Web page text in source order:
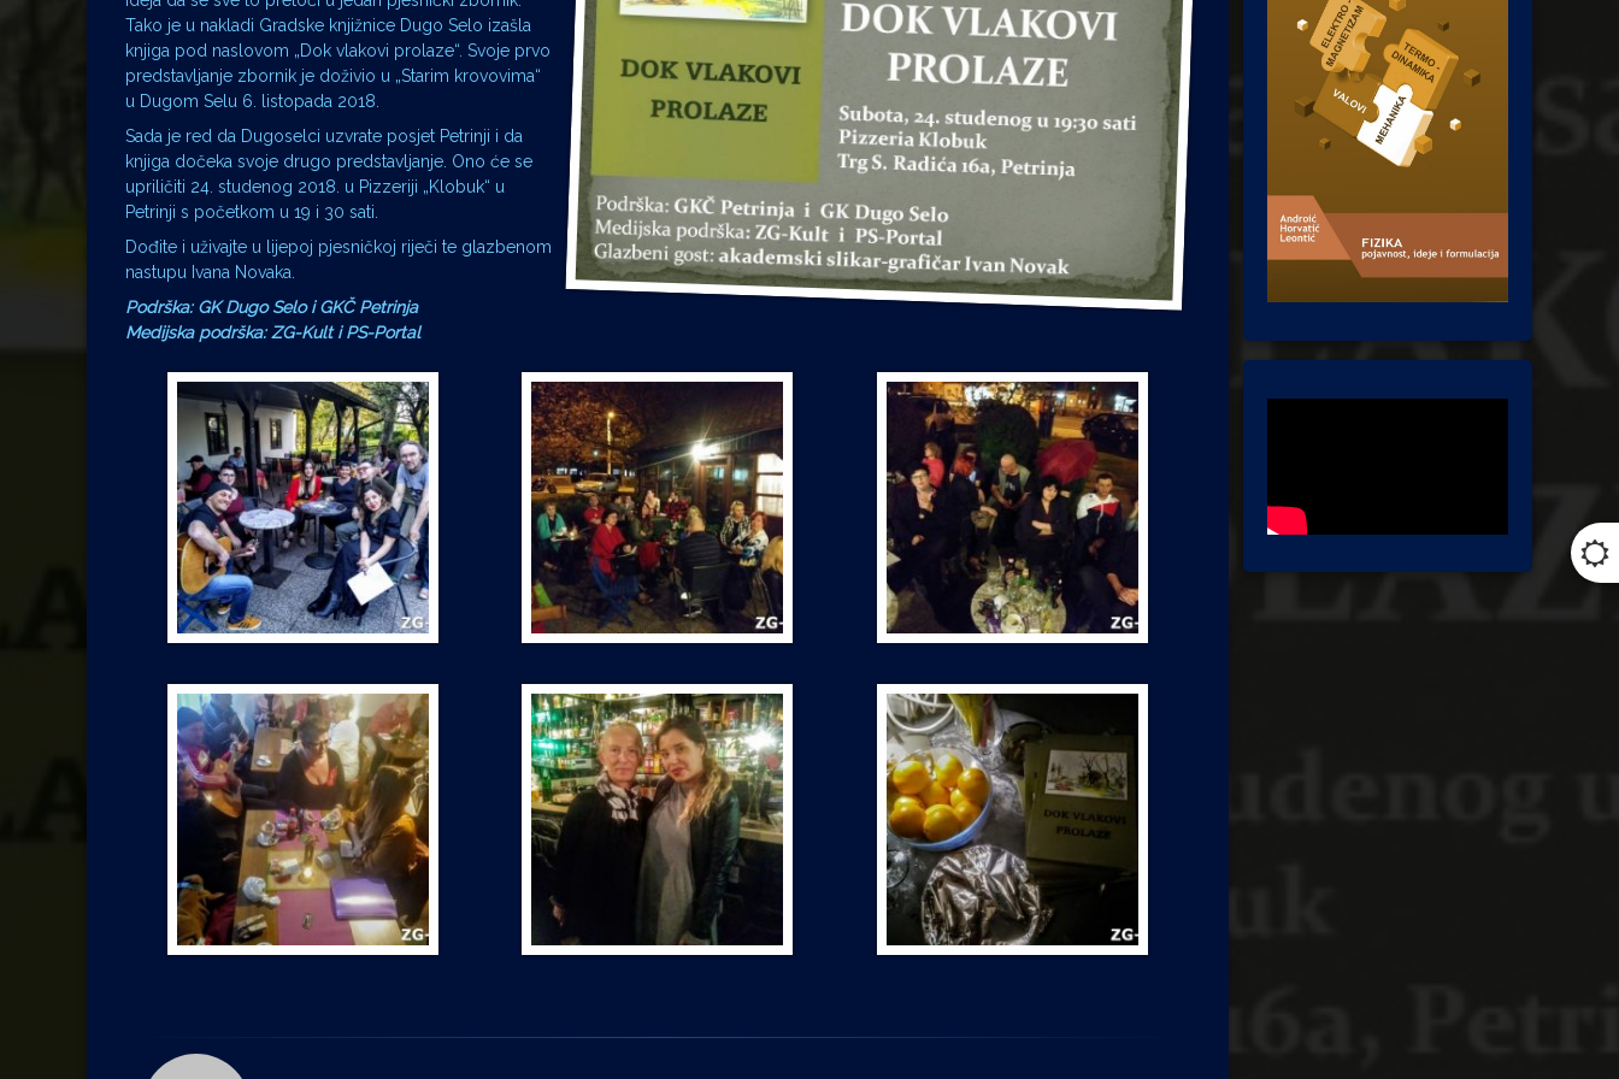
Tako je u nakladi Gradske knjižnice Dugo Selo izašla
knjiga pod naslovom „Dok vlakovi prolaze“. Svoje prvo
predstavljanje zbornik je doživio u „Starim krovovima“
u Dugom Selu 6. listopada 2018.
Sada je red da Dugoselci uzvrate posjet Petrinji i da
knjiga dočeka svoje drugo predstavljanje. Ono će se
upriličiti 24. studenog 2018. u Pizzeriji „Klobuk“ u
Petrinji s početkom u 19 i 30 sati.
Dođite i uživajte u lijepoj pjesničkoj riječi te glazbenom
nastupu Ivana Novaka.
Podrška: GK Dugo Selo i GKČ Petrinja
Medijska podrška: ZG-Kult i PS-Portal